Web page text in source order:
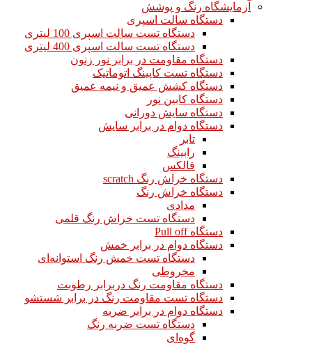
آزمایشگاه رنگ و پوشش
دستگاه سالت اسپری
دستگاه تست سالت اسپری 100 لیتری
دستگاه تست سالت اسپری 400 لیتری
دستگاه مقاومت در برابر نور زنون
دستگاه تست کاپینگ اتوماتیک
دستگاه کشش عمیق و نیمه عمیق
دستگاه کابین نور
دستگاه سایش دورانی
دستگاه دوام در برابر سایش
تابر
رابینگ
فالکس
دستگاه خراش رنگ scratch
دستگاه خراش رنگ
مدادی
دستگاه تست خراش رنگ قلمی
دستگاه Pull off
دستگاه دوام در برابر خمش
دستگاه تست خمش رنگ استوانه‌ای
مخروطی
دستگاه مقاومت رنگ دربرابر رطوبت
دستگاه تست مقاومت رنگ در برابر شستشو
دستگاه دوام در برابر ضربه
دستگاه تست ضربه رنگ
گوه‌ای